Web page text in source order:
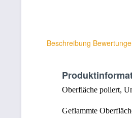
Beschreibung
Oberfläche poliert,
Geflammte